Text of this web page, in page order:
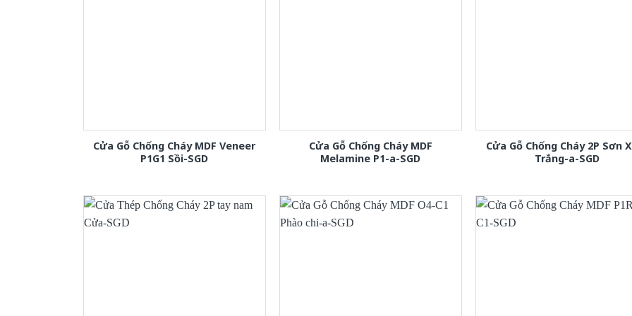
Cửa Gỗ Chống Cháy MDF Veneer
P1G1 Sồi-SGD
Cửa Gỗ Chống Cháy MDF
Melamine P1-a-SGD
Cửa Gỗ Chống Cháy 2P Sơn
Trắng-a-SGD